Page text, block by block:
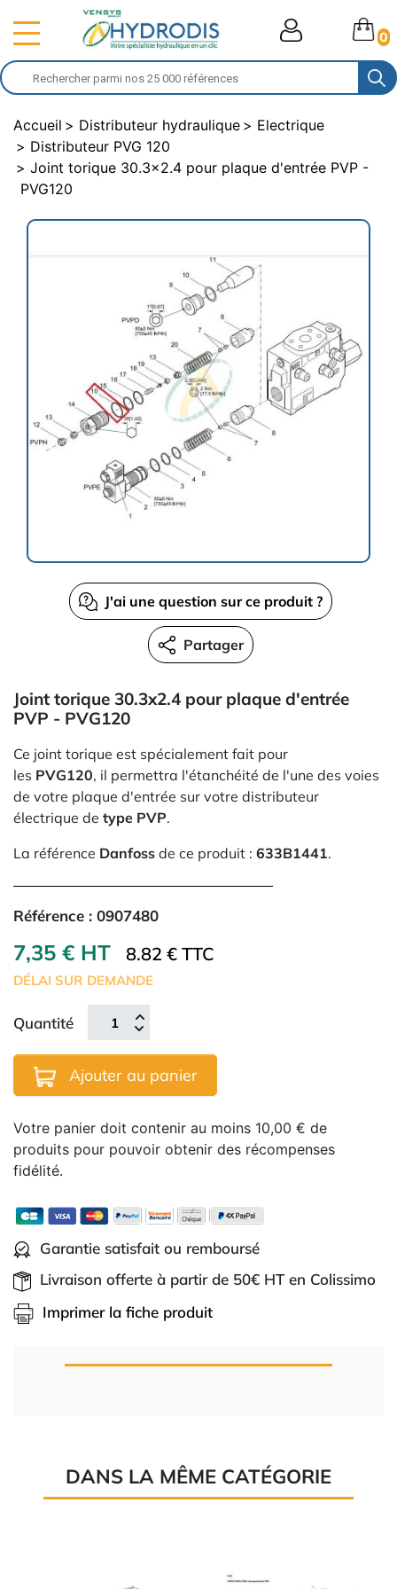
0
Accueil Distributeur hydraulique
Electrique
Distributeur PVG 120
Joint torique 30.3x2.4 pour plaque d'entrée PVP -
PVG120
J'ai une question sur ce produit ?
Partager
Joint torique 30.3x2.4 pour plaque d'entrée
PVP - PVG120
Ce joint torique est spécialement fait pour
les PVG120, il permettra l'étanchéité de l'une des voies
de votre plaque d'entrée sur votre distributeur
électrique de type PVP.
La référence Danfoss de ce produit : 633B1441.
Référence : 0907480
7,35 € HT 8.82 € TTC
DÉLAI SUR DEMANDE
Quantité
Ajouter au panier
Votre panier doit contenir au moins 10,00 € de
produits pour pouvoir obtenir des récompenses
fidélité.
Garantie satisfait ou remboursé
Livraison offerte à partir de 50€ HT en Colissimo
Imprimer la fiche produit
DANS LA MÊME CATÉGORIE